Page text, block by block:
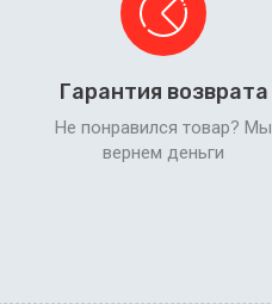
Гарантия возврата
Не понравился товар? Мы
вернем деньги